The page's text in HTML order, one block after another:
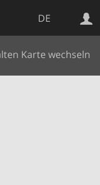
DE
Karte wechseln